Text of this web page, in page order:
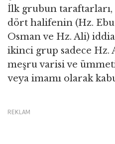
İlk grubun
dört halifenin (Hz.
Osman ve Hz. Ali)
ikinci grup sadece Hz.
meşru varisi ve
veya imamı olarak
REKLAM